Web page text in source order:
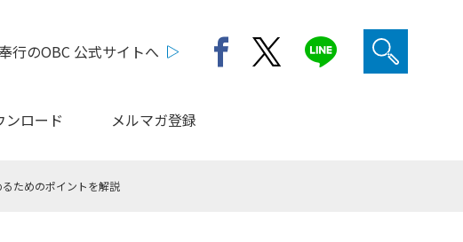
行のOBC 公式サイトへ
ンロード メルマガ登録
ためのポイントを解説